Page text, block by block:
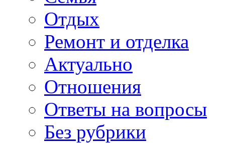
Отдых
Ремонт и отделка
Актуально
Отношения
Ответы на вопросы
Без рубрики